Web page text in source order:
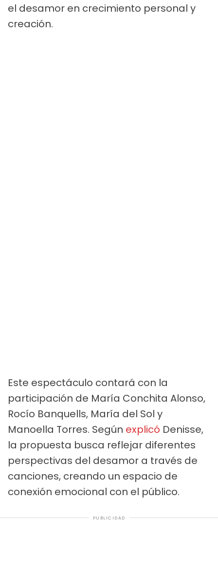
el desamor en crecimiento personal y
creación.
Este espectáculo contará con la
participación de María Conchita Alonso,
Rocío Banquells, María del Sol y
Manoella Torres. Según explicó Denisse,
la propuesta busca reflejar diferentes
perspectivas del desamor a través de
canciones, creando un espacio de
conexión emocional con el público.
PUBLICIDAD